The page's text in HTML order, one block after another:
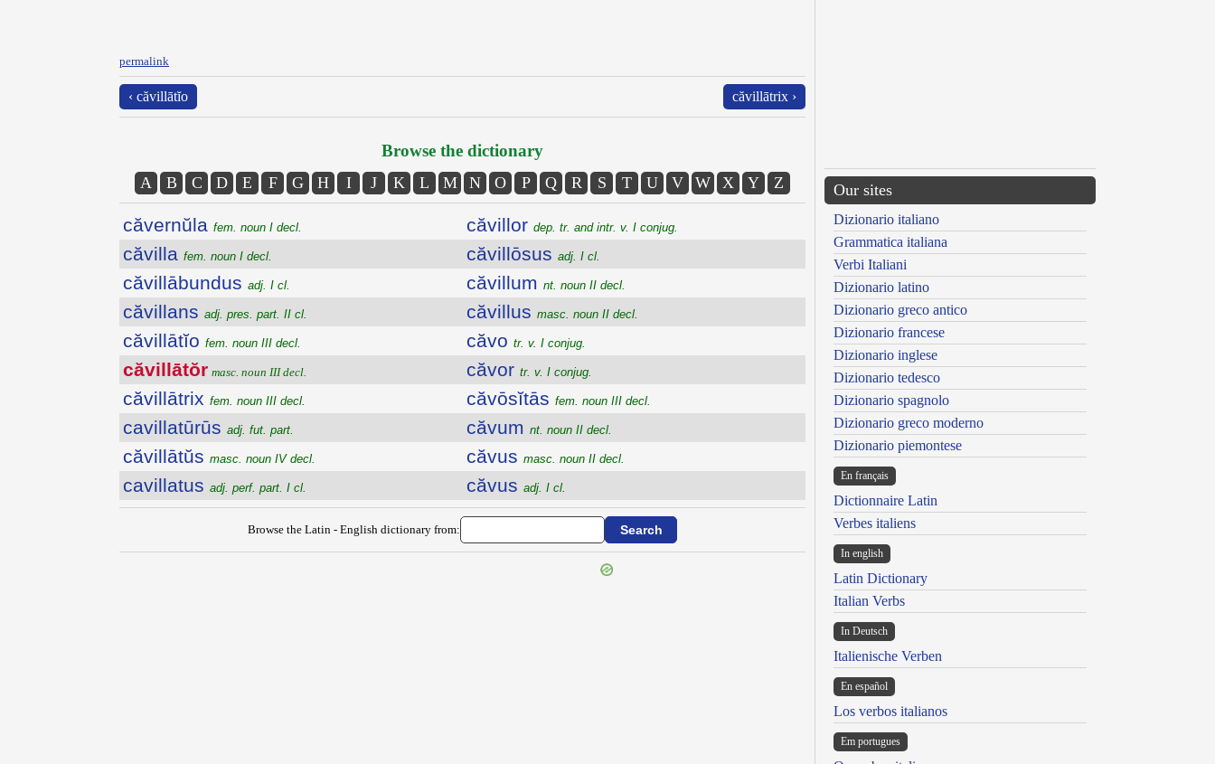
permalink
‹ căvillātĭo căvillātrix ›
Browse the dictionary
A B C D E F G H I J K L M N O P Q R S T U V W X Y Z
căvernŭla fem. noun I decl.
căvilla fem. noun I decl.
căvillābundus adj. I cl.
căvillans adj. pres. part. II cl.
căvillātĭo fem. noun III decl.
căvillātŏr masc. noun III decl.
căvillātrix fem. noun III decl.
cavillatūrūs adj. fut. part.
căvillātŭs masc. noun IV decl.
cavillatus adj. perf. part. I cl.
căvillor dep. tr. and intr. v. I conjug.
căvillōsus adj. I cl.
căvillum nt. noun II decl.
căvillus masc. noun II decl.
căvo tr. v. I conjug.
căvor tr. v. I conjug.
căvōsĭtās fem. noun III decl.
căvum nt. noun II decl.
căvus masc. noun II decl.
căvus adj. I cl.
Browse the Latin - English dictionary from:
Our sites
Dizionario italiano
Grammatica italiana
Verbi Italiani
Dizionario latino
Dizionario greco antico
Dizionario francese
Dizionario inglese
Dizionario tedesco
Dizionario spagnolo
Dizionario greco moderno
Dizionario piemontese
En français
Dictionnaire Latin
Verbes italiens
In english
Latin Dictionary
Italian Verbs
In Deutsch
Italienische Verben
En español
Los verbos italianos
Em portugues